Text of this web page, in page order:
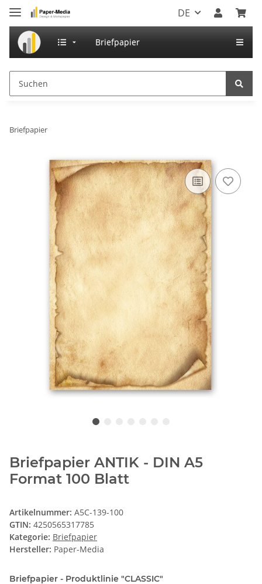
DE
Briefpapier
Briefpapier
Briefpapier ANTIK - DIN A5
Format 100 Blatt
Artikelnummer: A5C-139-100
GTIN: 4250565317785
Kategorie: Briefpapier
Hersteller: Paper-Media
Briefpapier - Produktlinie "CLASSIC"